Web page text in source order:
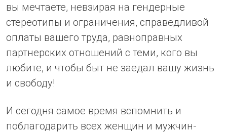
вы мечтаете, невзирая на гендерные
стереотипы и ограничения, справедливой
оплаты вашего труда, равноправных
партнерских отношений с теми, кого вы
любите, и чтобы быт не заедал вашу жизнь
и свободу!
И сегодня самое время вспомнить и
поблагодарить всех женщин и мужчин-